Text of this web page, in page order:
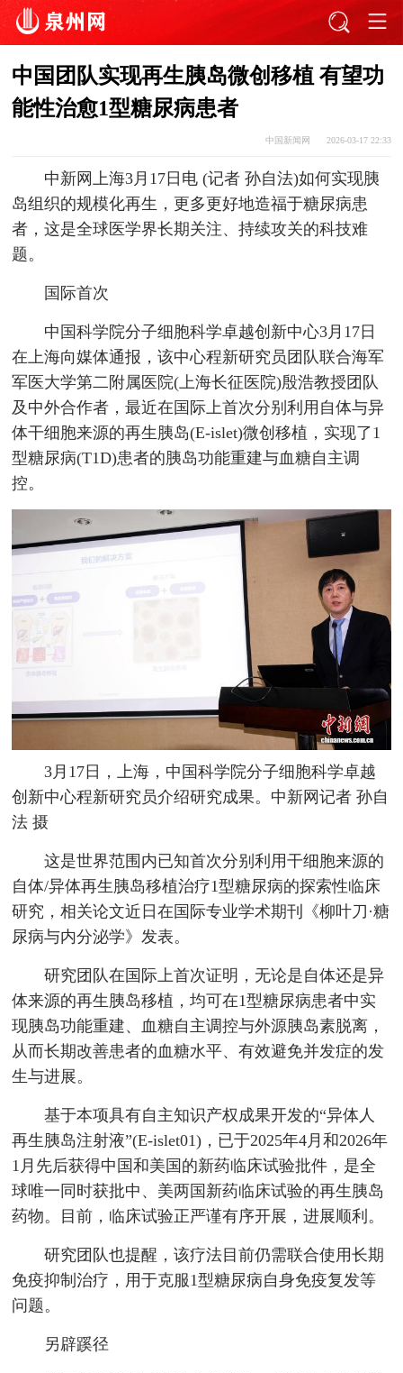
中国团队实现再生胰岛微创移植 有望功
能性治愈1型糖尿病患者
中国新闻网 2026-03-17 22:33
中新网上海3月17日电 (记者 孙自法)如何实现胰
岛组织的规模化再生，更多更好地造福于糖尿病患
者，这是全球医学界长期关注、持续攻关的科技难
题。
国际首次
中国科学院分子细胞科学卓越创新中心3月17日
在上海向媒体通报，该中心程新研究员团队联合海军
军医大学第二附属医院(上海长征医院)殷浩教授团队
及中外合作者，最近在国际上首次分别利用自体与异
体干细胞来源的再生胰岛(E-islet)微创移植，实现了1
型糖尿病(T1D)患者的胰岛功能重建与血糖自主调
控。
3月17日，上海，中国科学院分子细胞科学卓越
创新中心程新研究员介绍研究成果。中新网记者 孙自
法 摄
这是世界范围内已知首次分别利用干细胞来源的
自体/异体再生胰岛移植治疗1型糖尿病的探索性临床
研究，相关论文近日在国际专业学术期刊《柳叶刀·糖
尿病与内分泌学》发表。
研究团队在国际上首次证明，无论是自体还是异
体来源的再生胰岛移植，均可在1型糖尿病患者中实
现胰岛功能重建、血糖自主调控与外源胰岛素脱离，
从而长期改善患者的血糖水平、有效避免并发症的发
生与进展。
基于本项具有自主知识产权成果开发的“异体人
再生胰岛注射液”(E-islet01)，已于2025年4月和2026年
1月先后获得中国和美国的新药临床试验批件，是全
球唯一同时获批中、美两国新药临床试验的再生胰岛
药物。目前，临床试验正严谨有序开展，进展顺利。
研究团队也提醒，该疗法目前仍需联合使用长期
免疫抑制治疗，用于克服1型糖尿病自身免疫复发等
问题。
另辟蹊径